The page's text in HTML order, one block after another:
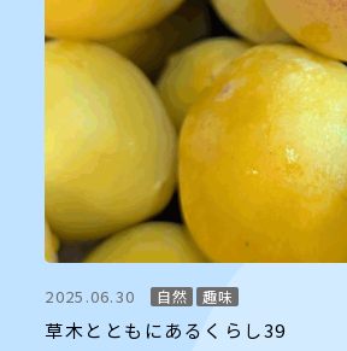
2025.06.30 自然 趣味
草木とともにあるくらし39